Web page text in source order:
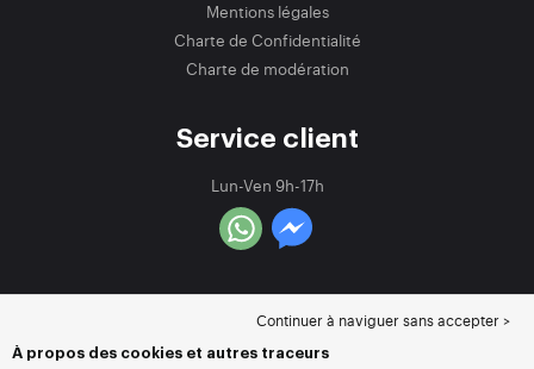
Mentions légales
Charte de Confidentialité
Charte de modération
Service client
Lun-Ven 9h-17h
Continuer à naviguer sans accepter >
À propos des cookies et autres traceurs